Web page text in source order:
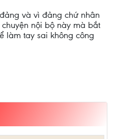
và vì đảng chứ nhân
nội bộ này mà bắt
làm tay sai không công